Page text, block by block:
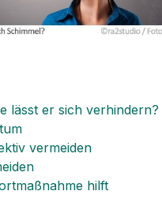
lässt er sich verhindern?
vermeiden
hilft